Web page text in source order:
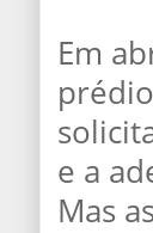
Em
e a
Mas